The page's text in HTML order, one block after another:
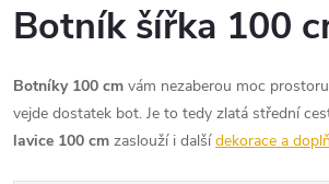
Botník šířka 100
Botníky 100 cm vám nezaberou moc
vejde dostatek bot. Je to tedy zlatá střední
lavice 100 cm zaslouží i dalšídekorace a